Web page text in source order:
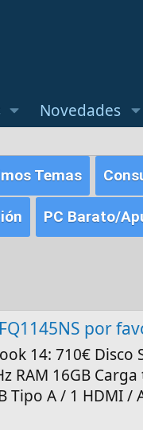
Novedades
Temas
PC Barato/
por
14: 710€ Disco
RAM 16GB
Tipo A / 1 HDMI